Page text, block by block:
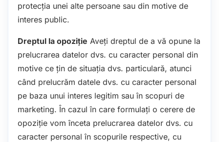
protecția unei alte persoane sau din motive de
interes public.
Dreptul la opoziție Aveți dreptul de a vă opune la
prelucrarea datelor dvs. cu caracter personal din
motive ce țin de situația dvs. particulară, atunci
când prelucrăm datele dvs. cu caracter personal
pe baza unui interes legitim sau în scopuri de
marketing. În cazul în care formulați o cerere de
opoziție vom înceta prelucrarea datelor dvs. cu
caracter personal în scopurile respective, cu